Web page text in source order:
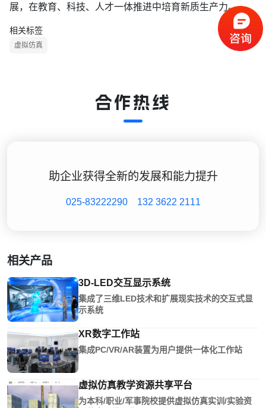
展，在教育、科技、人才一体推进中培育新质生产力。
相关标签
虚拟仿真
合作热线
助企业获得全新的发展和能力提升
025-83222290 132 3622 2111
相关产品
3D-LED交互显示系统
集成了三维LED技术和扩展现实技术的交互式显
示系统
XR数字工作站
集成PC/VR/AR装置为用户提供一体化工作站
虚拟仿真教学资源共享平台
为本科/职业/军事院校提供虚拟仿真实训/实验资